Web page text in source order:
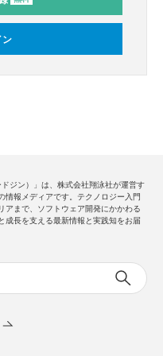
ン
ドジン）」は、株式会社翔泳社が運営す
情報メディアです。テクノロジー入門
アまで、ソフトウェア開発にかかわる
成長を支える最新情報と実践知をお届